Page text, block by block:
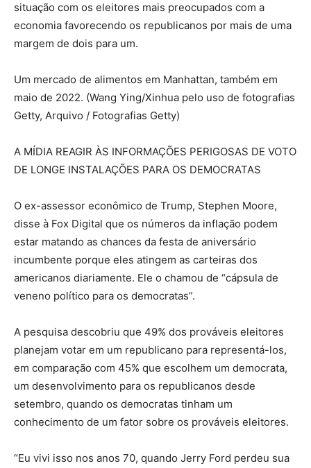
situação com os eleitores mais preocupados com a
economia favorecendo os republicanos por mais de uma
margem de dois para um.
Um mercado de alimentos em Manhattan, também em
maio de 2022. (Wang Ying/Xinhua pelo uso de fotografias
Getty, Arquivo / Fotografias Getty)
A MÍDIA REAGIR ÀS INFORMAÇÕES PERIGOSAS DE VOTO
DE LONGE INSTALAÇÕES PARA OS DEMOCRATAS
O ex-assessor econômico de Trump, Stephen Moore,
disse à Fox Digital que os números da inflação podem
estar matando as chances da festa de aniversário
incumbente porque eles atingem as carteiras dos
americanos diariamente. Ele o chamou de “cápsula de
veneno político para os democratas”.
A pesquisa descobriu que 49% dos prováveis ​​eleitores
planejam votar em um republicano para representá-los,
em comparação com 45% que escolhem um democrata,
um desenvolvimento para os republicanos desde
setembro, quando os democratas tinham um
conhecimento de um fator sobre os prováveis ​​eleitores.
“Eu vivi isso nos anos 70, quando Jerry Ford perdeu sua